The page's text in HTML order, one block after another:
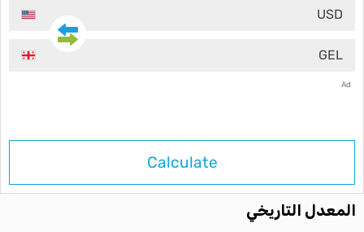
USD
GEL
Ad
Calculate
المعدل التاريخي